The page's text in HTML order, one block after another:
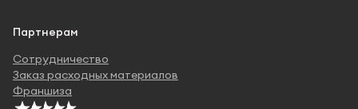
Партнерам
Сотрудничество
Заказ расходных материалов
Франшиза